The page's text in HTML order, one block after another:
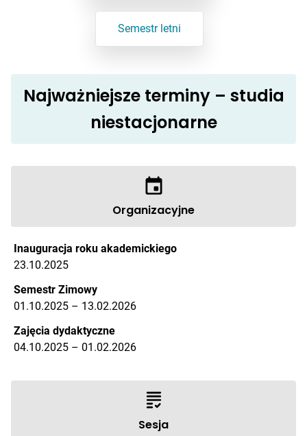
Semestr letni
Najważniejsze terminy – studia
niestacjonarne
Organizacyjne
Inauguracja roku akademickiego
23.10.2025
Semestr Zimowy
01.10.2025 – 13.02.2026
Zajęcia dydaktyczne
04.10.2025 – 01.02.2026
Sesja